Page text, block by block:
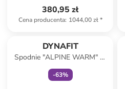
380,95 zł
Cena producenta: 1044,00 zł*
DYNAFIT
Spodnie "ALPINE WARM" w
kolorze granatowym do
biegania
-63%